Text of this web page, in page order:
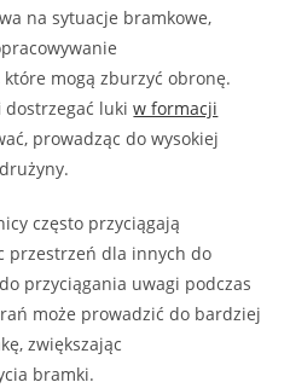
na sytuacje bramkowe,
mogą zburzyć obronę.
dostrzegać lukiw formacji
prowadząc do wysokiej
często przyciągają
przestrzeń dla innych do
przyciągania uwagi podczas
może prowadzić do bardziej
zwiększając
bramki.